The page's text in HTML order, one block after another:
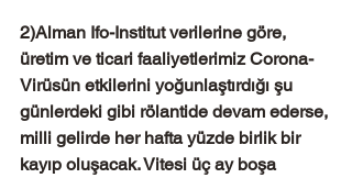
2)Alman Ifo-Institut verilerine göre,
üretim ve ticari faaliyetlerimiz Corona-
Virüsün etkilerini yoğunlaştırdığı şu
günlerdeki gibi rölantide devam ederse,
milli gelirde her hafta yüzde birlik bir
kayıp oluşacak. Vitesi üç ay boşa